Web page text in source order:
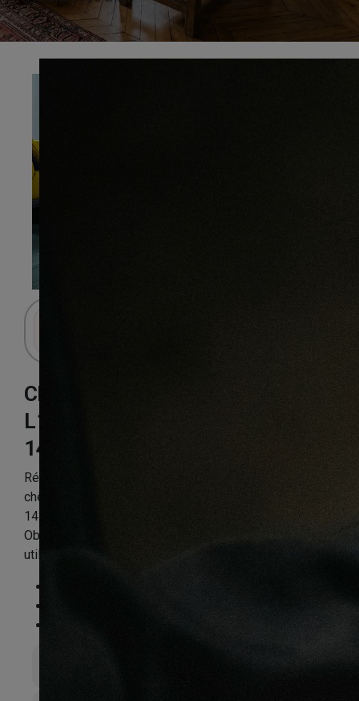
Préciser
Chêne gris
L1820MM
145X14.2X1820mm
Référence:
chêne CONTRECOLLE RUSTIQUE huilé GRIS brossé –
145×14.2x L1820mm
Obligatoire : Application d’huile-cire dès la 1ère
utilisation